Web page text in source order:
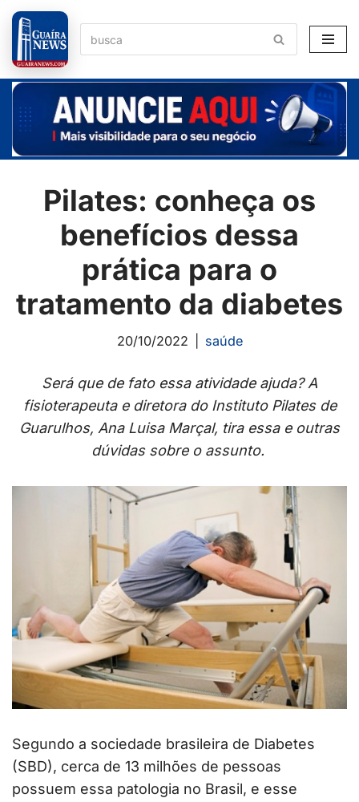
Pular
para
o
conteúdo
Pilates: conheça os
benefícios dessa
prática para o
tratamento da diabetes
20/10/2022 saúde
Será que de fato essa atividade ajuda? A
fisioterapeuta e diretora do Instituto Pilates de
Guarulhos, Ana Luisa Marçal, tira essa e outras
dúvidas sobre o assunto.
Segundo a sociedade brasileira de Diabetes
(SBD), cerca de 13 milhões de pessoas
possuem essa patologia no Brasil, e esse